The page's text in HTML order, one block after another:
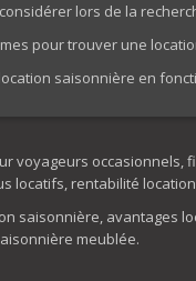
lors de la
pour trouver une
saisonnière en
voyageurs
locatifs, rentabilité
saisonnière, avantages
meublée.